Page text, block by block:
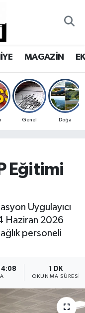
MAGAZİN
Genel Doğa
Eğitimi
Uygulayıcı
Haziran 2026
personeli
1 DK
OKUNMA SÜRESI